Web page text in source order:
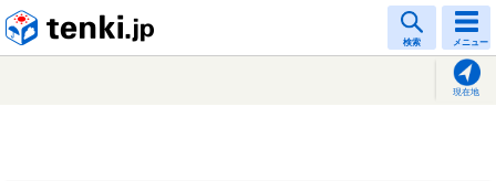
検索 メニュー
現在地